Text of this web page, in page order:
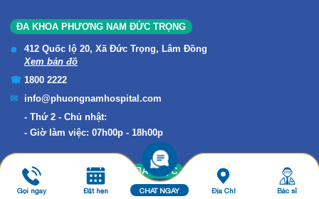
ĐA KHOA PHƯƠNG NAM ĐỨC TRỌNG
412 Quốc lộ 20, Xã Đức Trọng, Lâm Đồng
Xem bản đồ
1800 2222
info@phuongnamhospital.com
Thứ 2 - Chủ nhật:
Giờ làm việc: 07h00p - 18h00p
ĐA KHOA PHƯƠNG NAM - BẢO LỘC
511A Trần Phú, B'Lao, Lâm Đồng
Gọi ngay Đặt hẹn CHAT NGAY Địa Chỉ Bác sĩ